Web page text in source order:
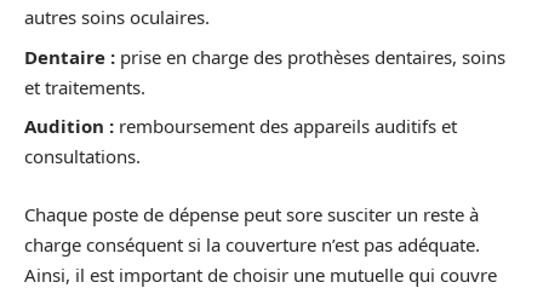
autres soins oculaires.
Dentaire : prise en charge des prothèses dentaires, soins
et traitements.
Audition : remboursement des appareils auditifs et
consultations.
Chaque poste de dépense peut sore susciter un reste à
charge conséquent si la couverture n’est pas adéquate.
Ainsi, il est important de choisir une mutuelle qui couvre